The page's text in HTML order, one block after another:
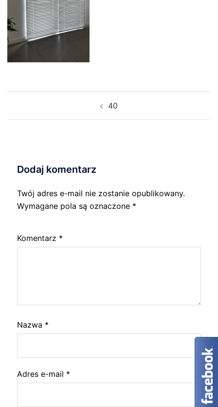
40
Dodaj komentarz
Twój adres e-mail nie zostanie opublikowany.
Wymagane pola są oznaczone *
Komentarz *
Nazwa *
Adres e-mail *